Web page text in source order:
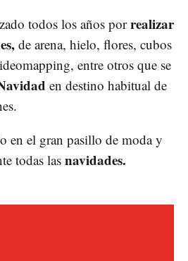
todos los años porrealizar
de arena, hielo, flores, cubos
entre otros que se
en destino habitual de
en el gran pasillo de moda y
todas las navidades.